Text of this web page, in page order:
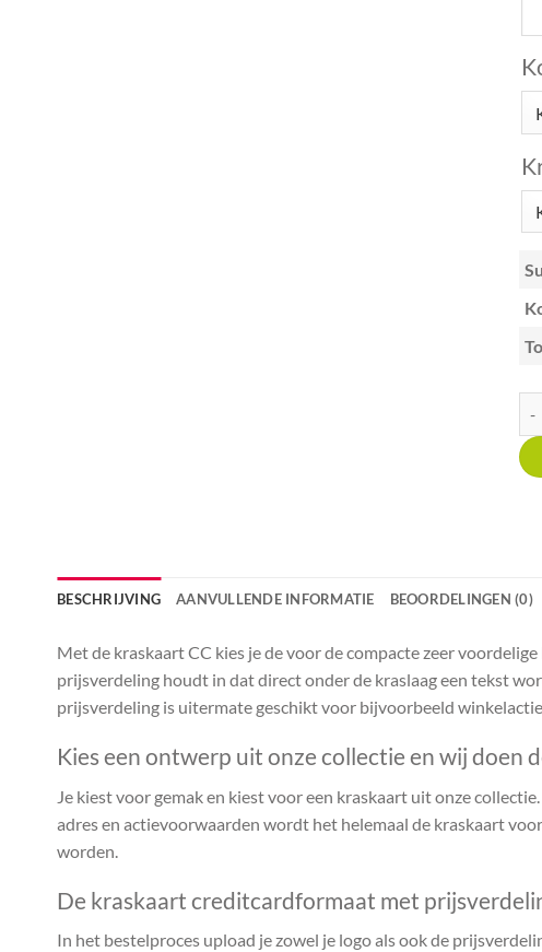
BESCHRIJVING AANVULLENDE INFORMATIE BEOORDELINGEN (0)
Met de kraskaart CC kies je de voor de compacte zeer
prijsverdeling houdt in dat direct onder de kraslaag een tekst
prijsverdeling is uitermate geschikt voor bijvoorbeeld
Kies een ontwerp uit onze collectie en wij doen
Je kiest voor gemak en kiest voor een kraskaart uit onze
adres en actievoorwaarden wordt het helemaal de kraskaart
worden.
De kraskaart creditcardformaat met
In het bestelproces upload je zowel je logo als ook de